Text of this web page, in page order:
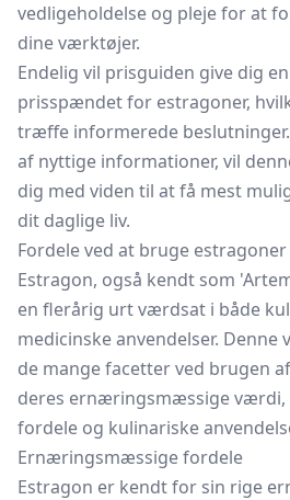
vedligeholdelse og pleje for at
dine værktøjer.
Endelig vil prisguiden give dig
prisspændet for estragoner,
træffe informerede
af nyttige informationer, vil
dig med viden til at få mest
dit daglige liv.
Fordele ved at bruge estragoner
Estragon, også kendt som
en flerårig urt værdsat i både
medicinske anvendelser.
de mange facetter ved brugen
deres ernæringsmæssige
fordele og kulinariske
Ernæringsmæssige fordele
Estragon er kendt for sin rige